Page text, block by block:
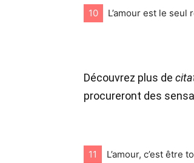
10 L’amour est le seul
Découvrez plus de
procureront des
11 L’amour, c’est être